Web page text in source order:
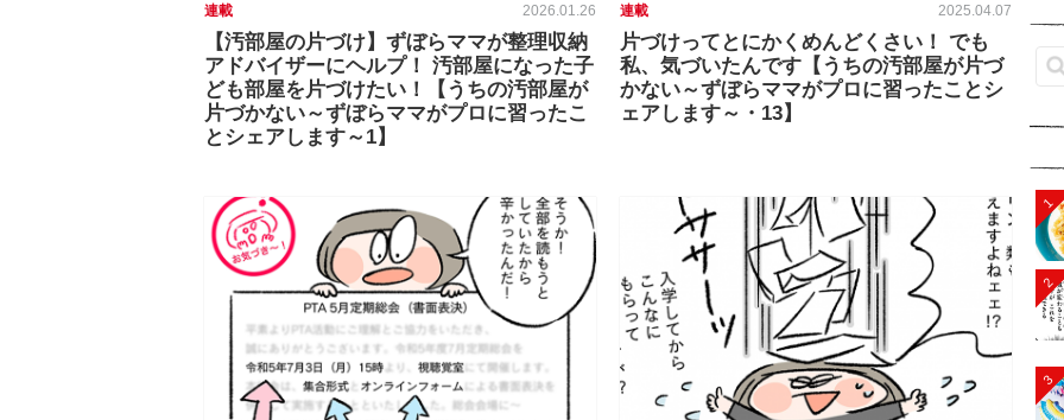
連載 2026.01.26
【汚部屋の片づけ】ずぼらママが整理収納
アドバイザーにヘルプ！ 汚部屋になった子
ども部屋を片づけたい！【うちの汚部屋が
片づかない～ずぼらママがプロに習ったこ
とシェアします～1】
連載 2025.04.07
片づけってとにかくめんどくさい！ でも
私、気づいたんです【うちの汚部屋が片づ
かない～ずぼらママがプロに習ったことシ
ェアします～・13】
1
2
3